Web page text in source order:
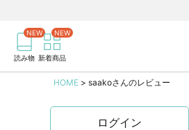
読み物 新着商品
商品を検索
HOME saakoさんのレビュー
ログイン